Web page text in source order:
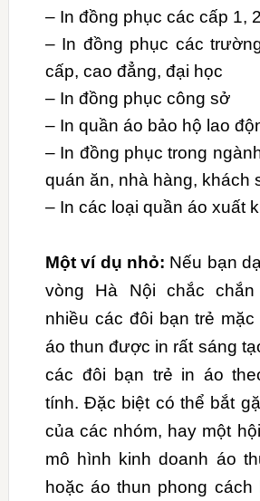
– In đồng phục các cấp 1,
– In đồng phục các
cấp, cao đẳng, đại học
– In đồng phục công sở
– In quần áo bảo hộ lao
– In đồng phục trong
quán ăn, nhà hàng, khách
– In các loại quần áo xuất
Một ví dụ nhỏ: Nếu bạn
vòng Hà Nội chắc
nhiều các đôi bạn trẻ
áo thun được in rất sáng
các đôi bạn trẻ in áo
tính. Đặc biệt có thể bắt
của các nhóm, hay một
mô hình kinh doanh áo
hoặc áo thun phong cách